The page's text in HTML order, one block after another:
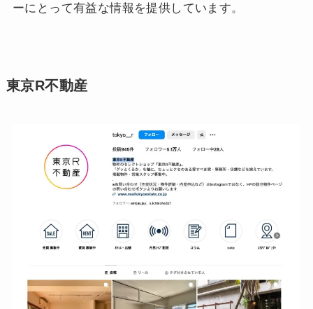
ーにとって有益な情報を提供しています。
東京R不動産